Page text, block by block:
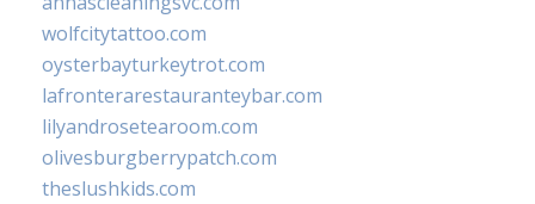
wolfcitytattoo.com
oysterbayturkeytrot.com
lafronterarestauranteybar.com
lilyandrosetearoom.com
olivesburgberrypatch.com
theslushkids.com